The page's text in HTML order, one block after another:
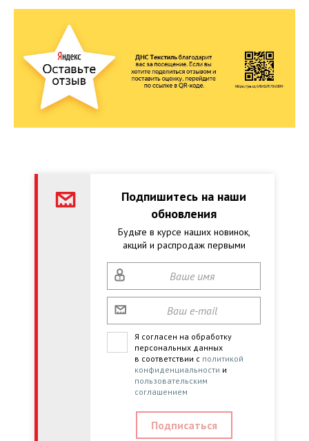
Подпишитесь на наши
обновления
Будьте в курсе наших новинок,
акций и распродаж первыми
Я согласен на обработку
персональных данных
в соответствии с политикой
конфиденциальности и
пользовательским
соглашением